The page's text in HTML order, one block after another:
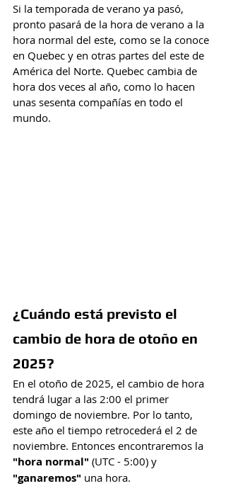
Si la temporada de verano ya pasó,
pronto pasará de la hora de verano a la
hora normal del este, como se la conoce
en Quebec y en otras partes del este de
América del Norte. Quebec cambia de
hora dos veces al año, como lo hacen
unas sesenta compañías en todo el
mundo.
¿Cuándo está previsto el
cambio de hora de otoño en
2025?
En el otoño de 2025, el cambio de hora
tendrá lugar a las 2:00 el primer
domingo de noviembre. Por lo tanto,
este año el tiempo retrocederá el 2 de
noviembre. Entonces encontraremos la
"hora normal" (UTC - 5:00) y
"ganaremos" una hora.